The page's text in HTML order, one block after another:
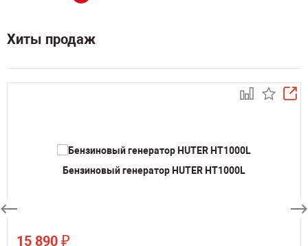
Хиты продаж
Бензиновый генератор HUTER HT1000L
15 890 ₽